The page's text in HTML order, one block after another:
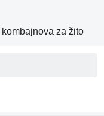
za žito